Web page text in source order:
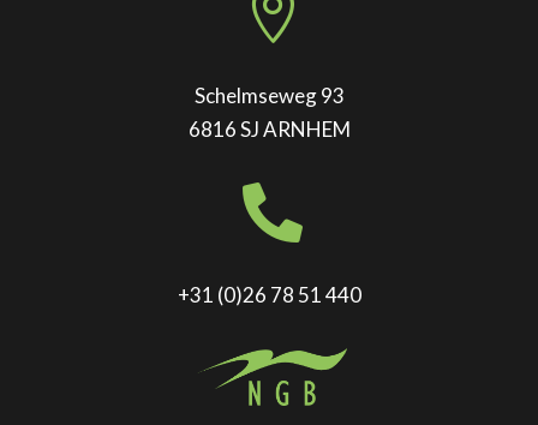

Schelmseweg 93
6816 SJ ARNHEM

+31 (0)26 78 51 440